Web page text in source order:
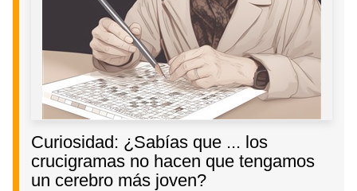
Curiosidad: ¿Sabías que ... los
crucigramas no hacen que tengamos
un cerebro más joven?